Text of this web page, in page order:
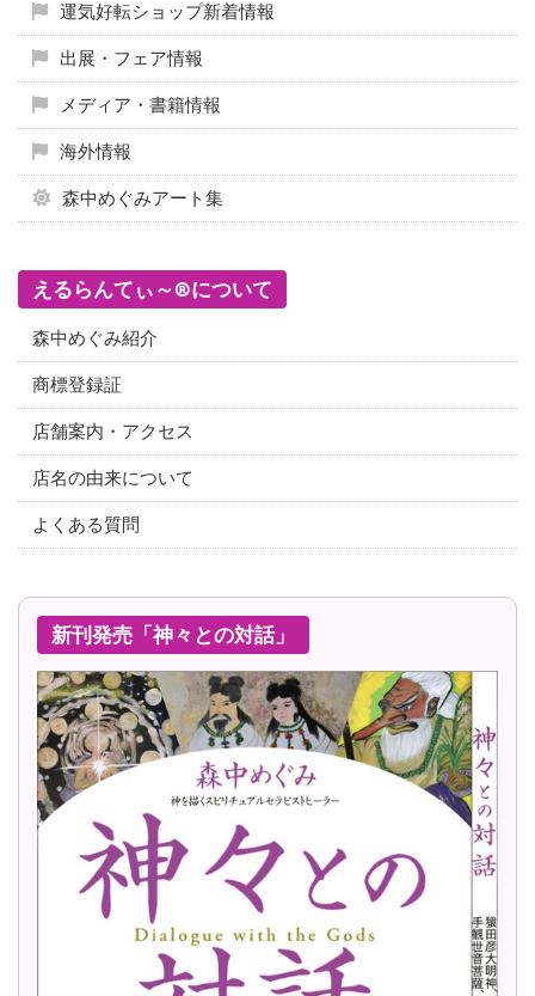
運気好転ショップ新着情報
出展・フェア情報
メディア・書籍情報
海外情報
森中めぐみアート集
えるらんてぃ～®について
森中めぐみ紹介
商標登録証
店舗案内・アクセス
店名の由来について
よくある質問
新刊発売「神々との対話」